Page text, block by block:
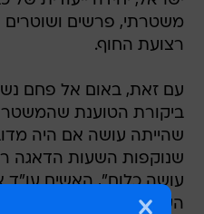
משטרתי, פרשים ושוטרים
רצועת החוף.
עם זאת, באום אל פחם
ביקורת הטוענת
שהייתה עושה אם היה
שנוקפות השעות הדאגה
עושה כלום", האשים עו"ד
העממי של אום אל-פחם